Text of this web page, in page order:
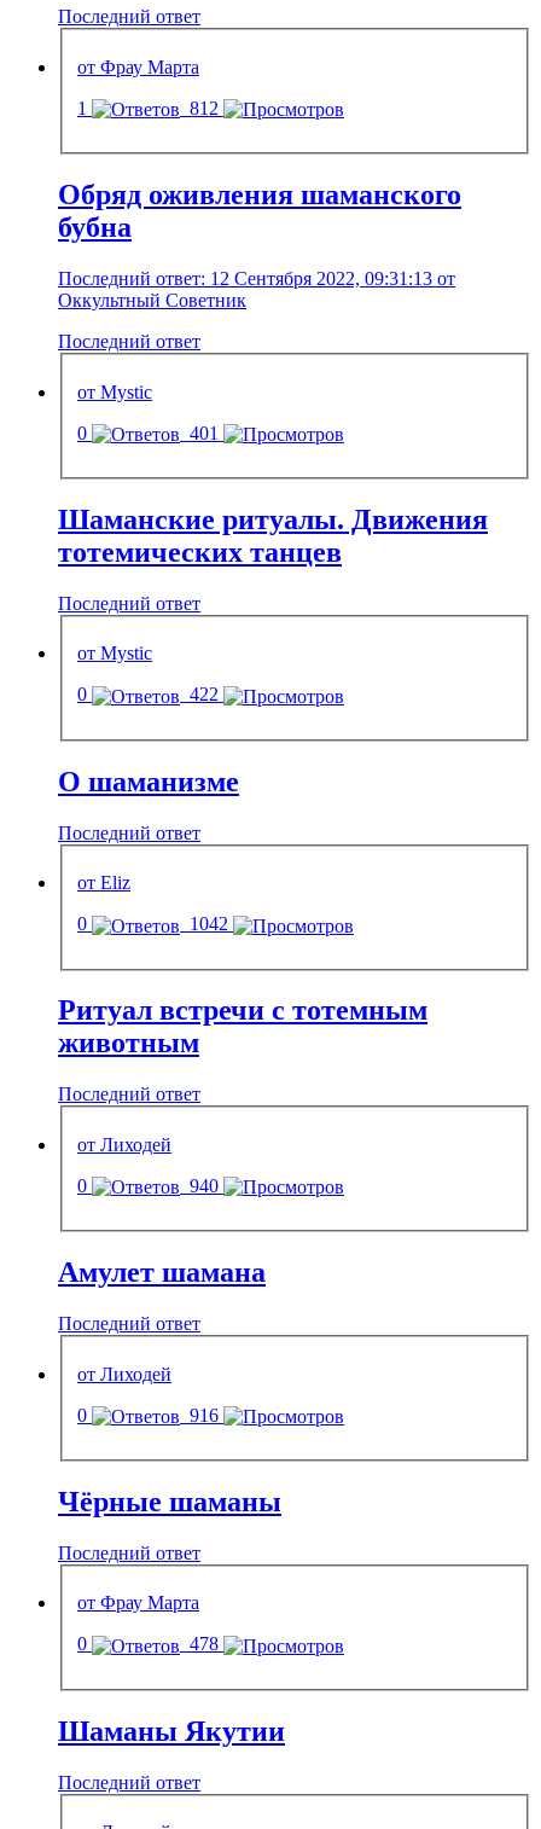
Последний ответ
от Фрау Марта
1
812
Обряд оживления шаманского
бубна
Последний ответ: 12 Сентября 2022, 09:31:13 от
Оккультный Советник
Последний ответ
от Mystic
0
401
Шаманские ритуалы. Движения
тотемических танцев
Последний ответ
от Mystic
0
422
О шаманизме
Последний ответ
от Eliz
0
1042
Ритуал встречи с тотемным
животным
Последний ответ
от Лиходей
0
940
Амулет шамана
Последний ответ
от Лиходей
0
916
Чёрные шаманы
Последний ответ
от Фрау Марта
0
478
Шаманы Якутии
Последний ответ